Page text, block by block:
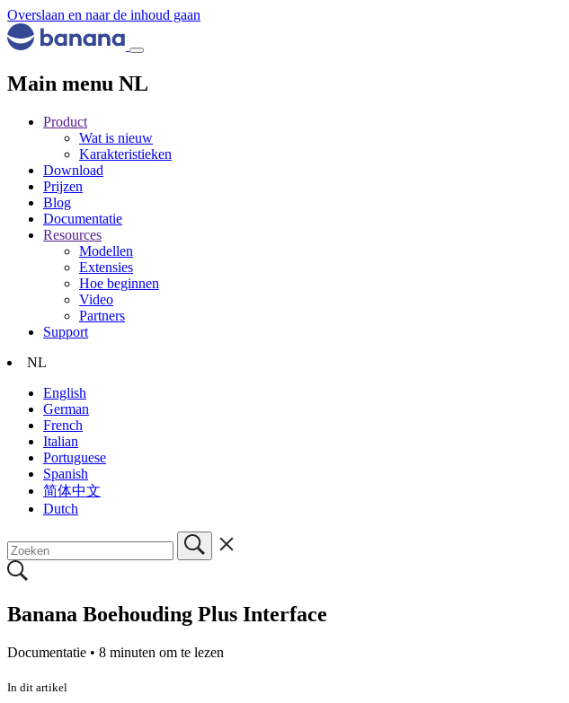
Overslaan en naar de inhoud gaan
Main menu NL
Product
Wat is nieuw
Karakteristieken
Download
Prijzen
Blog
Documentatie
Resources
Modellen
Extensies
Hoe beginnen
Video
Partners
Support
NL
English
German
French
Italian
Portuguese
Spanish
简体中文
Dutch
Banana Boehouding Plus Interface
Documentatie • 8 minuten om te lezen
In dit artikel